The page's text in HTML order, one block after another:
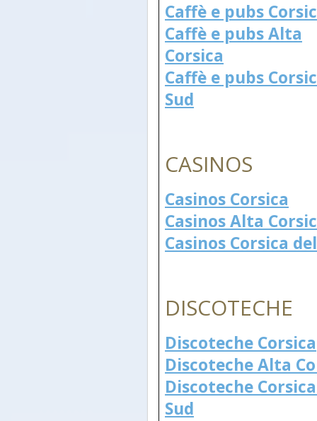
Caffè e pubs
Caffè e pubs Alta
Corsica
Caffè e pubs
Sud
CASINOS
Casinos Corsica
Casinos Alta
Casinos Corsica
DISCOTECHE
Discoteche Corsica
Discoteche Alta
Discoteche
Sud